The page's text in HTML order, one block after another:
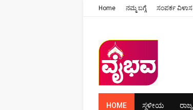
Home ನಮ್ಮ ಬಗ್ಗೆ ಸಂಪರ್ಕ ವಿಳಾಸ
HOME ಸ್ಥಳೀಯ ರಾಜ್ಯ